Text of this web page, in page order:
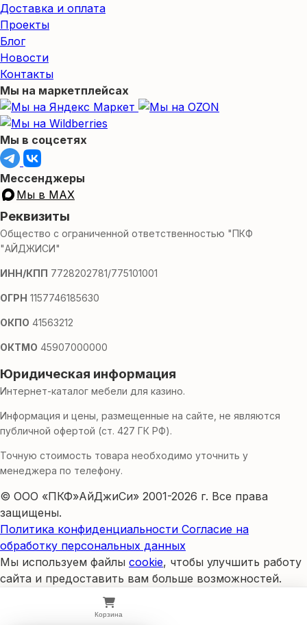
Корзина
Доставка и оплата
Проекты
Блог
Новости
Контакты
Мы на маркетплейсах
Мы в соцсетях
Мессенджеры
Мы в MAX
Реквизиты
Общество с ограниченной ответственностью "ПКФ
"АЙДЖИСИ"
ИНН/КПП 7728202781/775101001
ОГРН 1157746185630
ОКПО 41563212
ОКТМО 45907000000
Юридическая информация
Интернет-каталог мебели для казино.
Информация и цены, размещенные на сайте, не являются
публичной офертой (ст. 427 ГК РФ).
Точную стоимость товара необходимо уточнить у
менеджера по телефону.
© ООО «ПКФ»АйДжиСи» 2001-2026 г. Все права
защищены.
Политика конфиденциальности Согласие на
обработку персональных данных
Мы используем файлы cookie, чтобы улучшить работу
сайта и предоставить вам больше возможностей.
Продолжая использовать сайт, вы соглашаетесь на
использование cookies и обработку персональных